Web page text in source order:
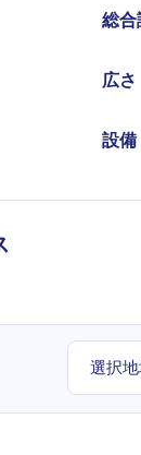
総合
広さ
設備
選択地